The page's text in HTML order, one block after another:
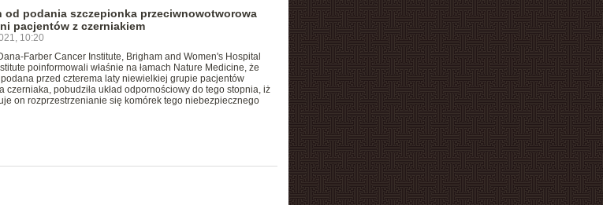
od podania szczepionka przeciwnowotworowa
pacjentów z czerniakiem
10:20
Farber Cancer Institute, Brigham and Women's Hospital
poinformowali właśnie na łamach Nature Medicine, że
przed czterema laty niewielkiej grupie pacjentów
czerniaka, pobudziła układ odpornościowy do tego stopnia, iż
on rozprzestrzenianie się komórek tego niebezpiecznego